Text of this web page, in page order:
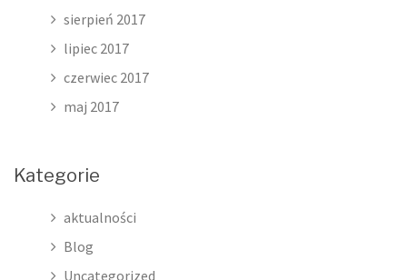
sierpień 2017
lipiec 2017
czerwiec 2017
maj 2017
Kategorie
aktualności
Blog
Uncategorized